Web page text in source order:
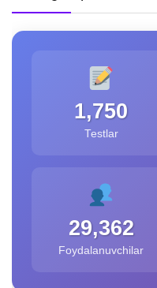
1,750
Testlar
29,362
Foydalanuvchilar